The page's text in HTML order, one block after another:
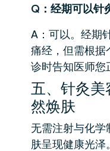
Q：经期可以针
A：可以。经期
痛经，但需根据
诊时告知医师您
五、针灸
然焕肤
无需注射与化
肤呈现健康光泽。